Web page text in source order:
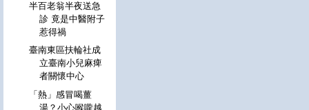
半百老翁半夜送急
診 竟是中醫附子
惹得禍
臺南東區扶輪社成
立臺南小兒麻痺
者關懷中心
「熱」感冒喝薑
湯？小心喉嚨越